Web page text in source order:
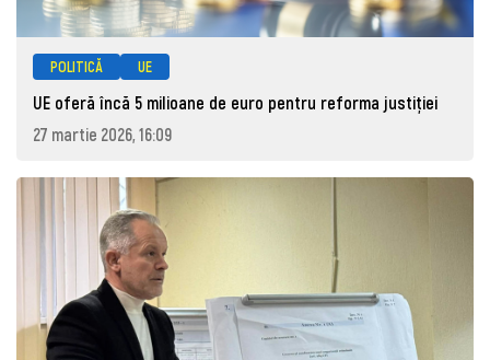
POLITICĂ UE
UE oferă încă 5 milioane de euro pentru reforma justiției
27 martie 2026, 16:09